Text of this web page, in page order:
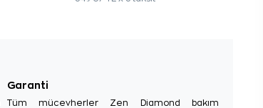
Garanti
Tüm mücevherler Zen Diamond bakım